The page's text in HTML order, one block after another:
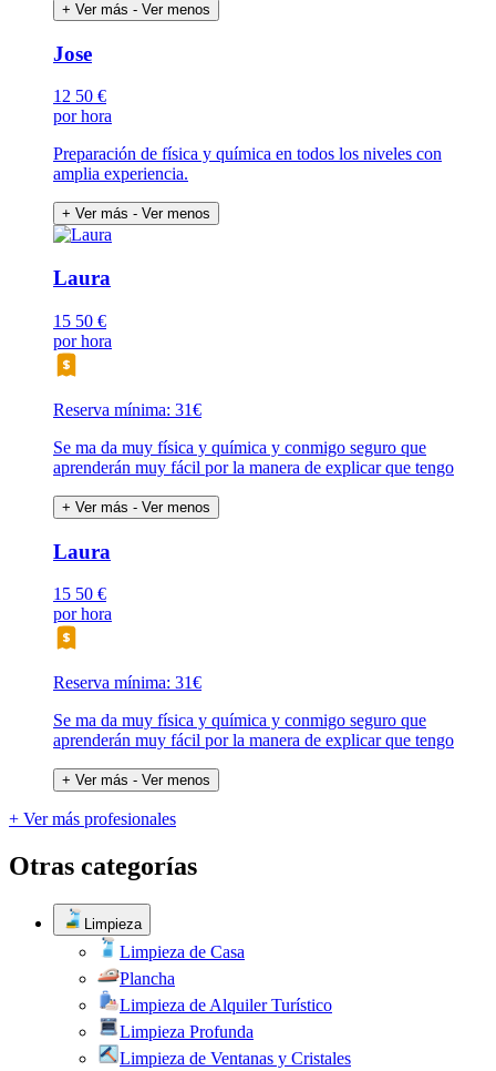
+ Ver más - Ver menos
Jose
12 50 €
por hora
Preparación de física y química en todos los niveles con
amplia experiencia.
+ Ver más - Ver menos
Laura
15 50 €
por hora
Reserva mínima: 31€
Se ma da muy física y química y conmigo seguro que
aprenderán muy fácil por la manera de explicar que tengo
+ Ver más - Ver menos
Laura
15 50 €
por hora
Reserva mínima: 31€
Se ma da muy física y química y conmigo seguro que
aprenderán muy fácil por la manera de explicar que tengo
+ Ver más - Ver menos
+ Ver más profesionales
Otras categorías
Limpieza
Limpieza de Casa
Plancha
Limpieza de Alquiler Turístico
Limpieza Profunda
Limpieza de Ventanas y Cristales